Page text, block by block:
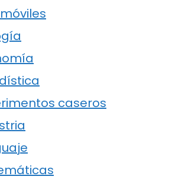
caseros